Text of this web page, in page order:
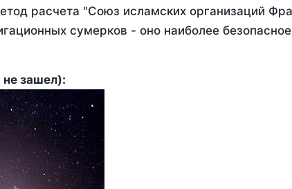
расчета "Союз исламских организаций
сумерков - оно наиболее
зашел):